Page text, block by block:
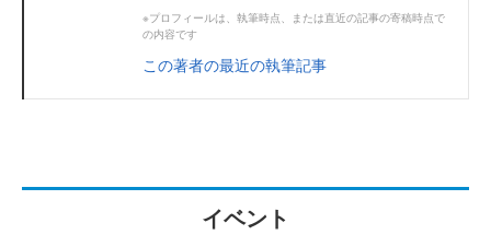
※プロフィールは、執筆時点、または直近の記事の寄稿時点で
の内容です
この著者の最近の執筆記事
イベント